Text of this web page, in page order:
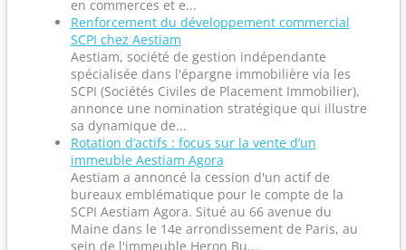
en commerces et e...
Renforcement du développement commercial
SCPI chez Aestiam
Aestiam, société de gestion indépendante
spécialisée dans l'épargne immobilière via les
SCPI (Sociétés Civiles de Placement Immobilier),
annonce une nomination stratégique qui illustre
sa dynamique de...
Rotation d’actifs : focus sur la vente d’un
immeuble Aestiam Agora
Aestiam a annoncé la cession d'un actif de
bureaux emblématique pour le compte de la
SCPI Aestiam Agora. Situé au 66 avenue du
Maine dans le 14e arrondissement de Paris, au
sein de l'immeuble Heron Bu...